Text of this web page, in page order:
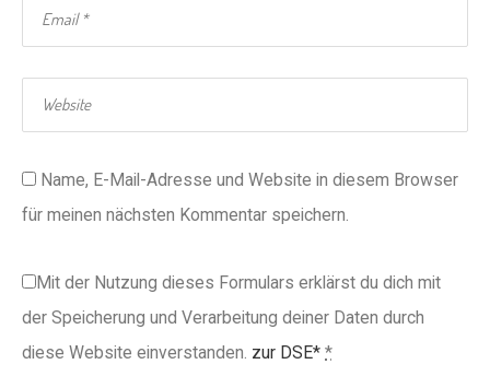
Name, E-Mail-Adresse und Website in diesem Browser
für meinen nächsten Kommentar speichern.
Mit der Nutzung dieses Formulars erklärst du dich mit
der Speicherung und Verarbeitung deiner Daten durch
diese Website einverstanden. zur DSE* *